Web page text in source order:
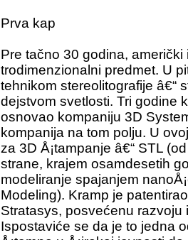
Prva kap
Pre tačno 30 godina, američki
trodimenzionalni predmet. U
tehnikom stereolitografije â€“
dejstvom svetlosti. Tri godine
osnovao kompaniju 3D
kompanija na tom polju. U
za 3D Å¡tampanje â€“ STL
strane, krajem osamdesetih
modeliranje spajanjem
Modeling). Kramp je
Stratasys, posvećenu razvoju
Ispostaviće se da je to jedna